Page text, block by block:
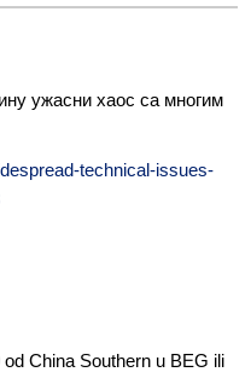
ужасни хаос са многим
technical-issues-
China Southern u BEG ili